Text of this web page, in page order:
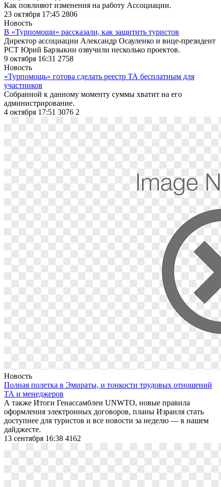
Как повлияют изменения на работу Ассоциации.
23 октября 17:45 2806
Новость
В «Турпомощи» рассказали, как защитить туристов
Директор ассоциации Александр Осауленко и вице-президент
РСТ Юрий Барзыкин озвучили несколько проектов.
9 октября 16:31 2758
Новость
«Турпомощь» готова сделать реестр ТА бесплатным для
участников
Собранной к данному моменту суммы хватит на его
администрирование.
4 октября 17:51 3076 2
Новость
Полная полетка в Эмираты, и тонкости трудовых отношений
ТА и менеджеров
А также Итоги Генассамблеи UNWTO, новые правила
оформления электронных договоров, планы Израиля стать
доступнее для туристов и все новости за неделю — в нашем
дайджесте.
13 сентября 16:38 4162